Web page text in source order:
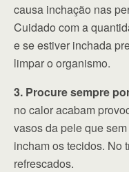
causa inchação nas
Cuidado com a
e se estiver inchada
limpar o organismo.
3. Procure sempre
no calor acabam
vasos da pele que
incham os tecidos. No
refrescados.